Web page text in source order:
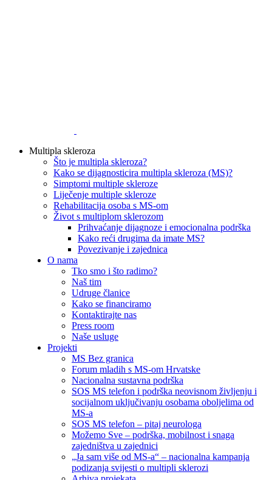
Multipla skleroza
Što je multipla skleroza?
Kako se dijagnosticira multipla skleroza (MS)?
Simptomi multiple skleroze
Liječenje multiple skleroze
Rehabilitacija osoba s MS-om
Život s multiplom sklerozom
Prihvaćanje dijagnoze i emocionalna podrška
Kako reći drugima da imate MS?
Povezivanje i zajednica
O nama
Tko smo i što radimo?
Naš tim
Udruge članice
Kako se financiramo
Kontaktirajte nas
Press room
Naše usluge
Projekti
MS Bez granica
Forum mladih s MS-om Hrvatske
Nacionalna sustavna podrška
SOS MS telefon i podrška neovisnom življenju i
socijalnom uključivanju osobama oboljelima od
MS-a
SOS MS telefon – pitaj neurologa
Možemo Sve – podrška, mobilnost i snaga
zajedništva u zajednici
„Ja sam više od MS-a“ – nacionalna kampanja
podizanja svijesti o multipli sklerozi